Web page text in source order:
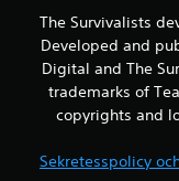
The Survivalists
Developed and
Digital and The
trademarks of
copyrights and
Sekretesspolicy